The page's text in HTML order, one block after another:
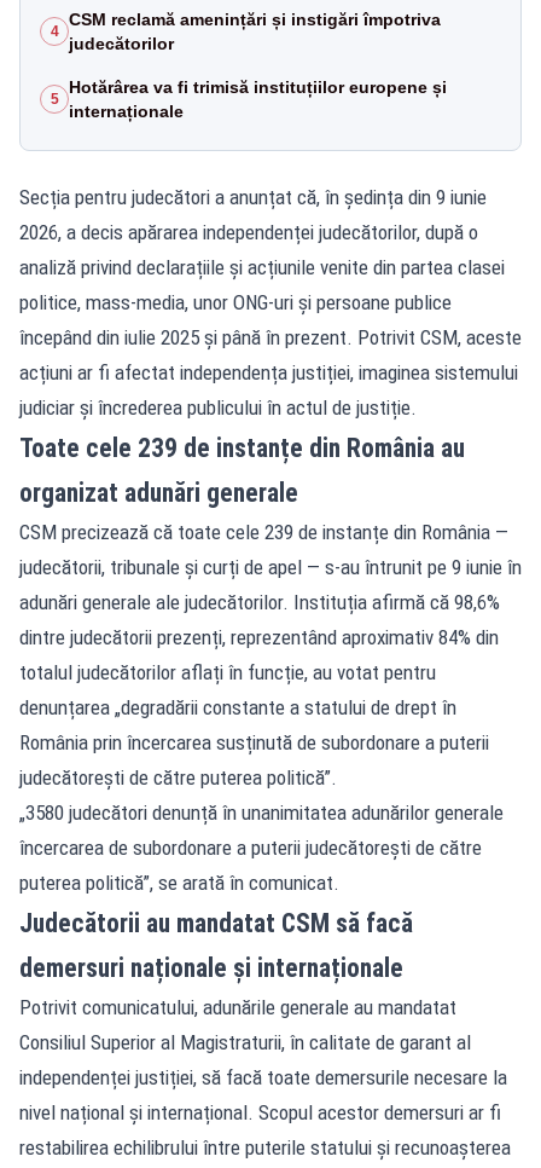
4
CSM reclamă amenințări și instigări împotriva
judecătorilor
5
Hotărârea va fi trimisă instituțiilor europene și
internaționale
Secția pentru judecători a anunțat că, în ședința din 9 iunie
2026, a decis apărarea independenței judecătorilor, după o
analiză privind declarațiile și acțiunile venite din partea clasei
politice, mass-media, unor ONG-uri și persoane publice
începând din iulie 2025 și până în prezent. Potrivit CSM, aceste
acțiuni ar fi afectat independența justiției, imaginea sistemului
judiciar și încrederea publicului în actul de justiție.
Toate cele 239 de instanțe din România au
organizat adunări generale
CSM precizează că toate cele 239 de instanțe din România —
judecătorii, tribunale și curți de apel — s-au întrunit pe 9 iunie în
adunări generale ale judecătorilor. Instituția afirmă că 98,6%
dintre judecătorii prezenți, reprezentând aproximativ 84% din
totalul judecătorilor aflați în funcție, au votat pentru
denunțarea „degradării constante a statului de drept în
România prin încercarea susținută de subordonare a puterii
judecătorești de către puterea politică”.
„3580 judecători denunță în unanimitatea adunărilor generale
încercarea de subordonare a puterii judecătorești de către
puterea politică”, se arată în comunicat.
Judecătorii au mandatat CSM să facă
demersuri naționale și internaționale
Potrivit comunicatului, adunările generale au mandatat
Consiliul Superior al Magistraturii, în calitate de garant al
independenței justiției, să facă toate demersurile necesare la
nivel național și internațional. Scopul acestor demersuri ar fi
restabilirea echilibrului între puterile statului și recunoașterea